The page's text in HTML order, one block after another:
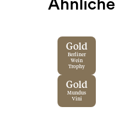
Gold
Berliner
Wein
Trophy
Gold
Mundus
Vini